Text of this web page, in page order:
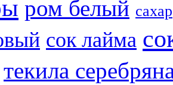
ром белый сахар
сок лайма
текила